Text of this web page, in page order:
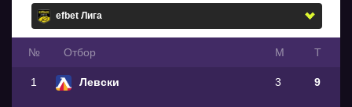
№ Oтбор М Т
1 Левски 3 9